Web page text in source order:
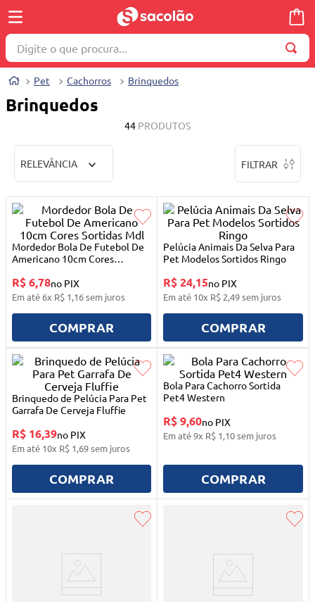
Digite o que procura...
Pet Cachorros Brinquedos
Brinquedos
44 PRODUTOS
RELEVÂNCIA FILTRAR
Mordedor Bola De Futebol De
Americano 10cm Cores
R$ 6,78no PIX
Em até 6x R$ 1,16sem juros
COMPRAR
Pelúcia Animais Da Selva Para
Pet Modelos Sortidos Ringo
R$ 24,15no PIX
Em até 10x R$ 2,49sem juros
COMPRAR
Brinquedo de Pelúcia Para Pet
Garrafa De Cerveja Fluffie
R$ 16,39no PIX
Em até 10x R$ 1,69sem juros
COMPRAR
Bola Para Cachorro Sortida
Pet4 Western
R$ 9,60no PIX
Em até9x R$ 1,10sem juros
COMPRAR
TERMOS MAIS BUSCADOS
2º
brinquedo
máquina costura
5º
cosmetico
6º
carrinho reversível
7º
truss
9º
berço